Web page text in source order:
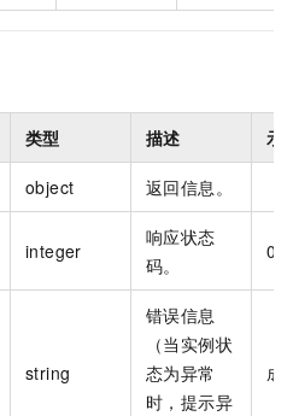
类型 描述 示
object 返回信息。
integer
响应状态
码。
0
string
错误信息
（当实例状
态为异常
时，提示异
成